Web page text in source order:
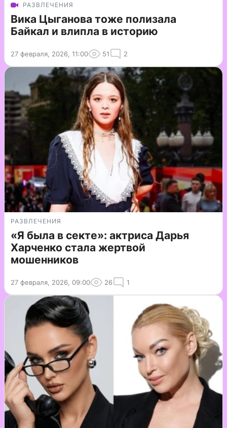
РАЗВЛЕЧЕНИЯ
Вика Цыганова тоже полизала
Байкал и влипла в историю
27 февраля, 2026, 11:00 51 2
РАЗВЛЕЧЕНИЯ
«Я была в секте»: актриса Дарья
Харченко стала жертвой
мошенников
27 февраля, 2026, 09:00 26 1